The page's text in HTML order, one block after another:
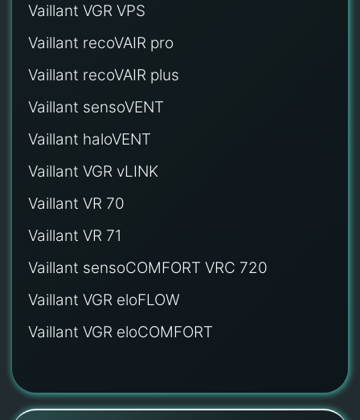
Vaillant VGR VPS
Vaillant recoVAIR pro
Vaillant recoVAIR plus
Vaillant sensoVENT
Vaillant haloVENT
Vaillant VGR vLINK
Vaillant VR 70
Vaillant VR 71
Vaillant sensoCOMFORT VRC 720
Vaillant VGR eloFLOW
Vaillant VGR eloCOMFORT